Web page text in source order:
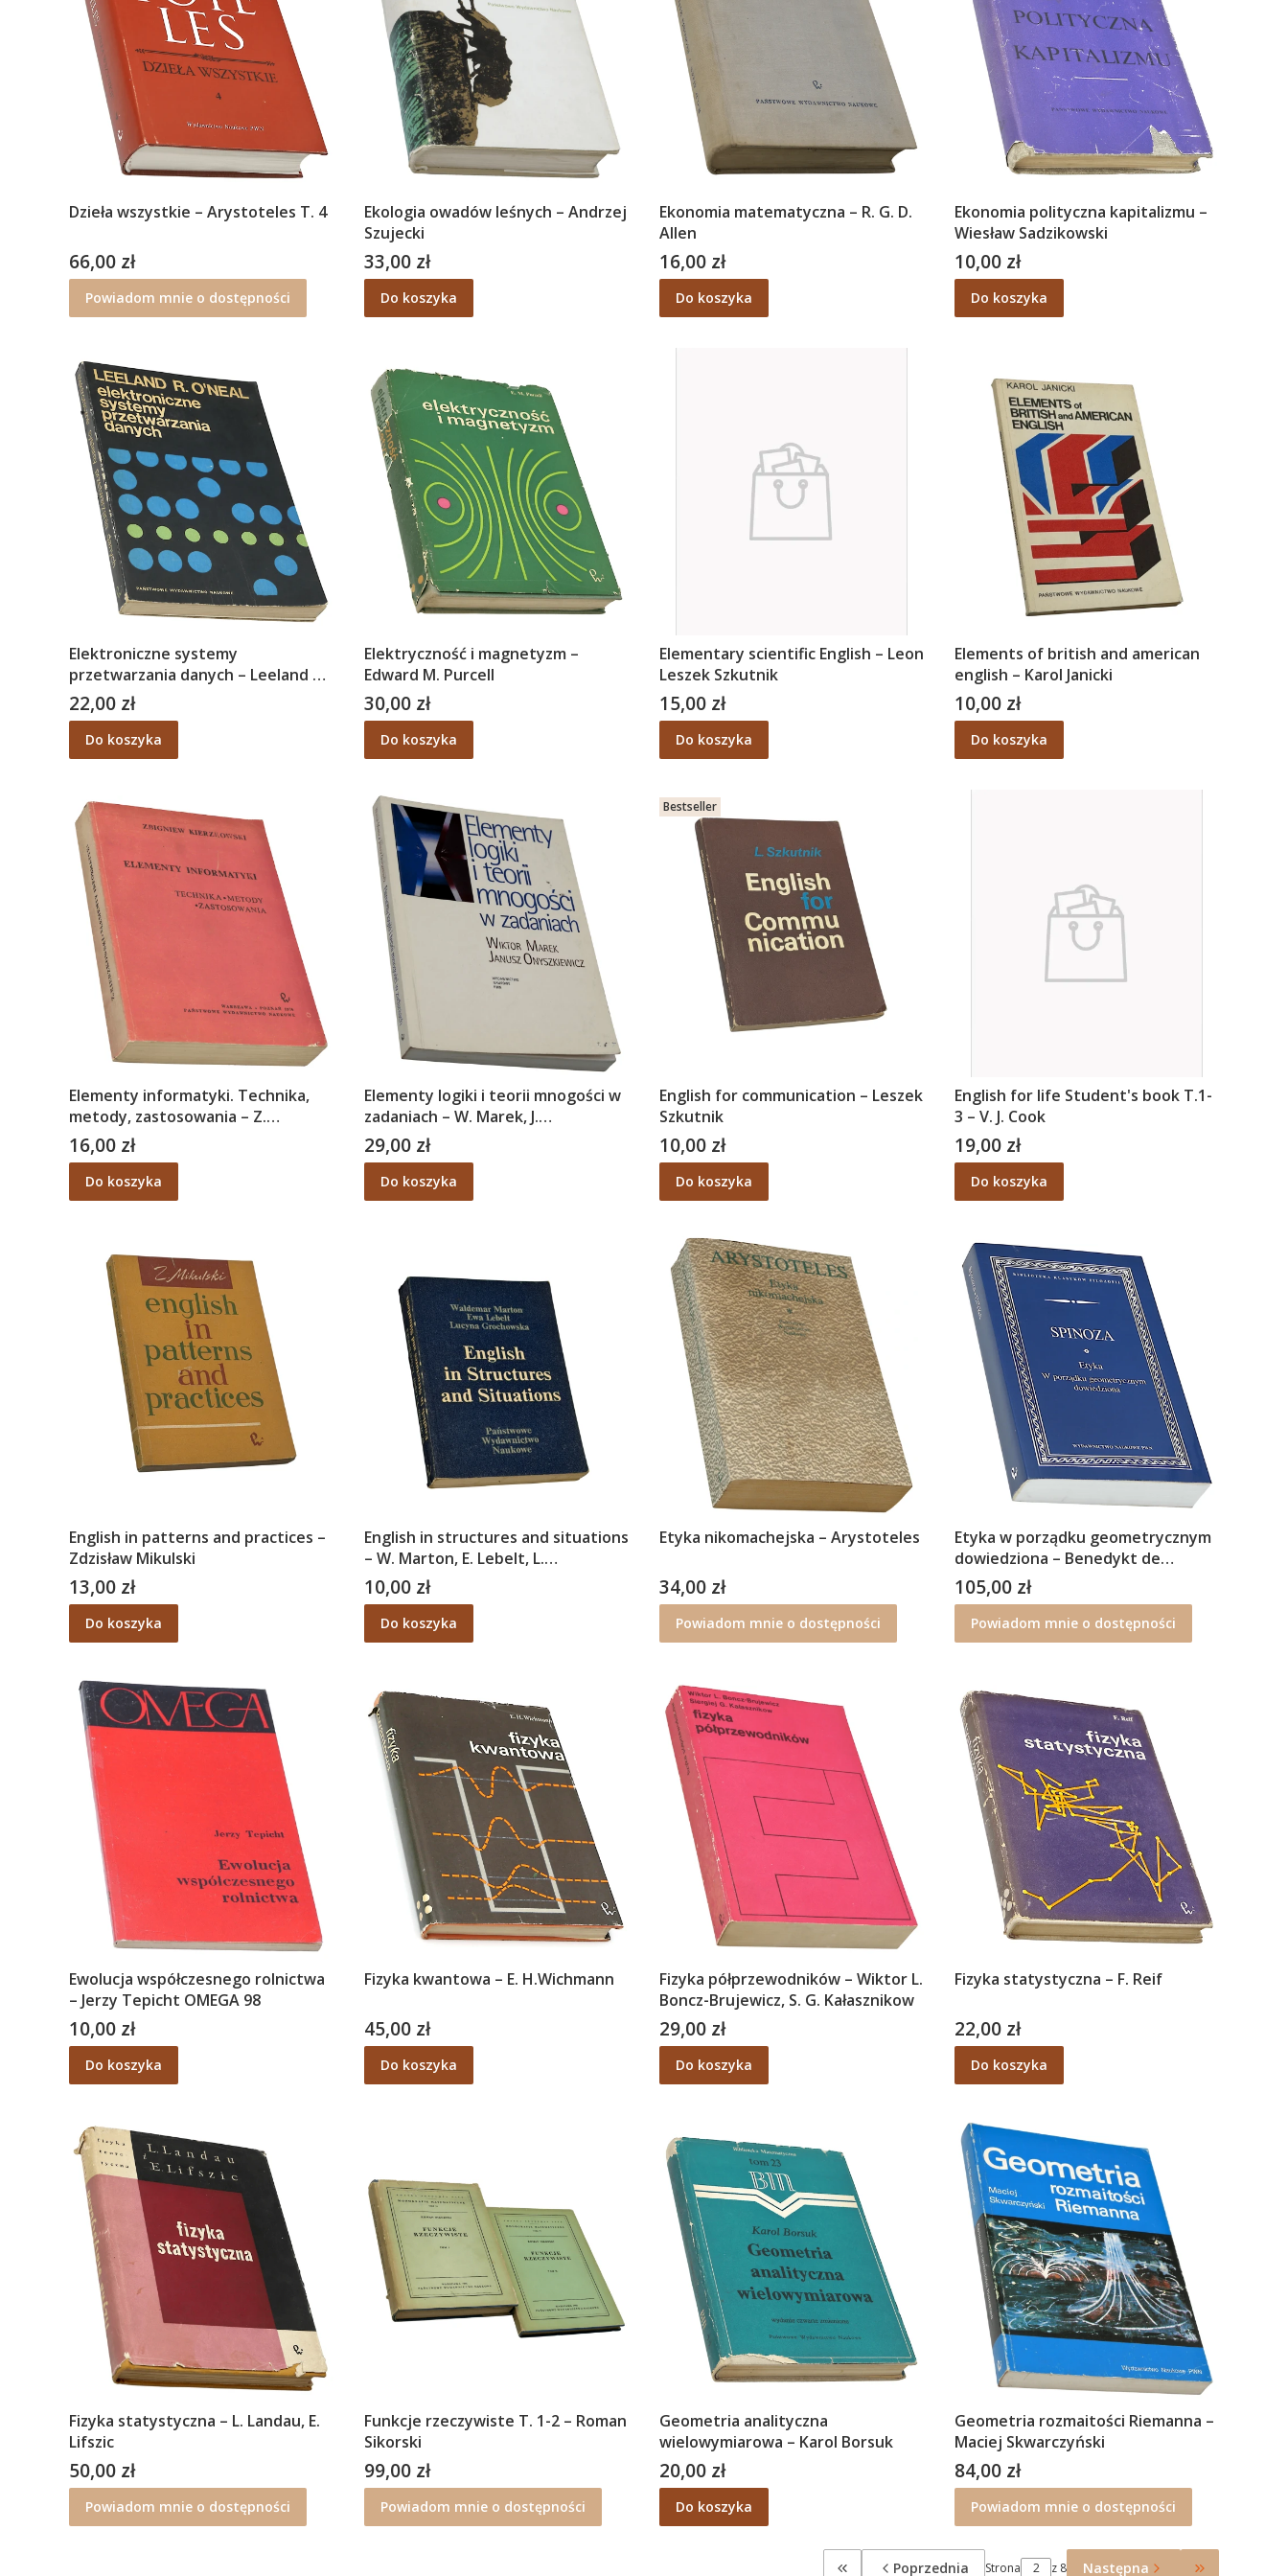
Dzieła wszystkie – Arystoteles T. 4
Cena
66,00 zł
Powiadom mnie o dostępności
Ekologia owadów leśnych – Andrzej
Szujecki
Cena
33,00 zł
Do koszyka
Ekonomia matematyczna – R. G. D.
Allen
Cena
16,00 zł
Do koszyka
Ekonomia polityczna kapitalizmu –
Wiesław Sadzikowski
Cena
10,00 zł
Do koszyka
Elektroniczne systemy
przetwarzania danych – Leeland R.
O'Neal
Cena
22,00 zł
Do koszyka
Elektryczność i magnetyzm –
Edward M. Purcell
Cena
30,00 zł
Do koszyka
Elementary scientific English – Leon
Leszek Szkutnik
Cena
15,00 zł
Do koszyka
Elements of british and american
english – Karol Janicki
Cena
10,00 zł
Do koszyka
Elementy informatyki. Technika,
metody, zastosowania – Z.
Kierzkowski
Cena
16,00 zł
Do koszyka
Elementy logiki i teorii mnogości w
zadaniach – W. Marek, J.
Onyszkiewicz
Cena
29,00 zł
Do koszyka
Bestseller
English for communication – Leszek
Szkutnik
Cena
10,00 zł
Do koszyka
English for life Student's book T.1-
3 – V. J. Cook
Cena
19,00 zł
Do koszyka
English in patterns and practices –
Zdzisław Mikulski
Cena
13,00 zł
Do koszyka
English in structures and situations
– W. Marton, E. Lebelt, L.
Grochowska
Cena
10,00 zł
Do koszyka
Etyka nikomachejska – Arystoteles
Cena
34,00 zł
Powiadom mnie o dostępności
Etyka w porządku geometrycznym
dowiedziona – Benedykt de
Spinoza
Cena
105,00 zł
Powiadom mnie o dostępności
Ewolucja współczesnego rolnictwa
– Jerzy Tepicht OMEGA 98
Cena
10,00 zł
Do koszyka
Fizyka kwantowa – E. H.Wichmann
Cena
45,00 zł
Do koszyka
Fizyka półprzewodników – Wiktor L.
Boncz-Brujewicz, S. G. Kałasznikow
Cena
29,00 zł
Do koszyka
Fizyka statystyczna – F. Reif
Cena
22,00 zł
Do koszyka
Fizyka statystyczna – L. Landau, E.
Lifszic
Cena
50,00 zł
Powiadom mnie o dostępności
Funkcje rzeczywiste T. 1-2 – Roman
Sikorski
Cena
99,00 zł
Powiadom mnie o dostępności
Geometria analityczna
wielowymiarowa – Karol Borsuk
Cena
20,00 zł
Do koszyka
Geometria rozmaitości Riemanna –
Maciej Skwarczyński
Cena
84,00 zł
Powiadom mnie o dostępności
Poprzednia Strona z 8 Następna